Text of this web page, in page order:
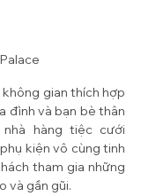
gian thích hợp
đình và bạn bè thân
hàng tiệc cưới
kiện vô cùng tinh
tham gia những
và gần gũi.